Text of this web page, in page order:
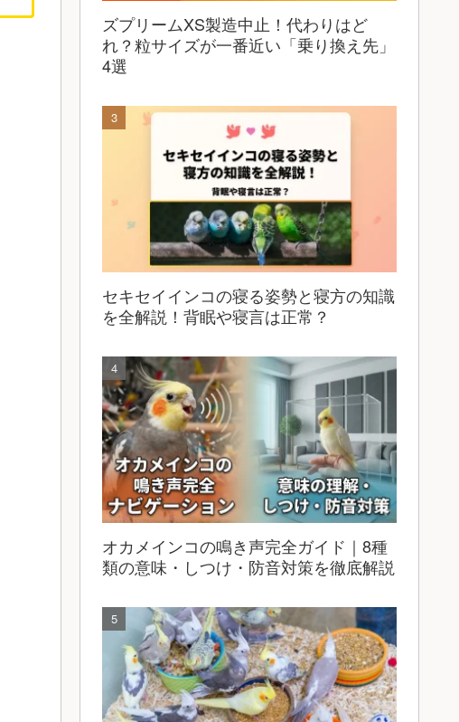
ズプリームXS製造中止！代わりはど
れ？粒サイズが一番近い「乗り換え先」
4選
セキセイインコの寝る姿勢と寝方の知識
を全解説！背眠や寝言は正常？
オカメインコの鳴き声完全ガイド｜8種
類の意味・しつけ・防音対策を徹底解説